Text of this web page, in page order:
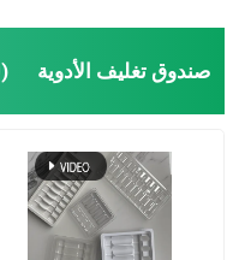
صندوق تغليف الأدوية (189)